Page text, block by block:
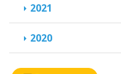
2021
2020